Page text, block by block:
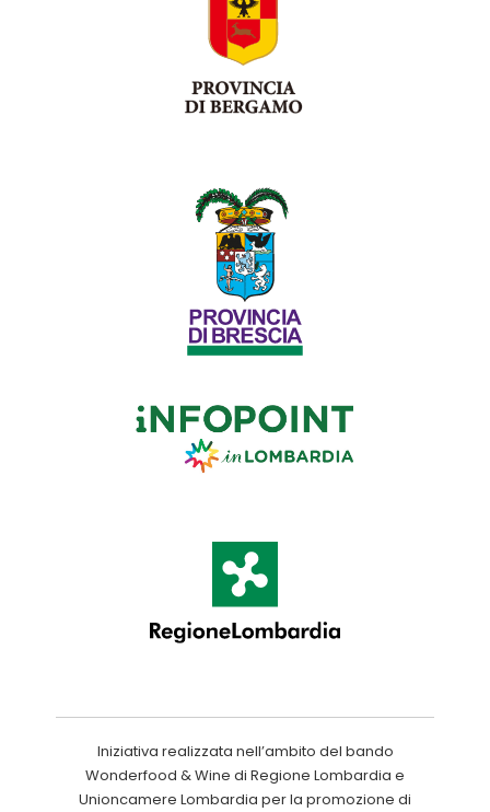
Iniziativa realizzata nell’ambito del bando
Wonderfood & Wine di Regione Lombardia e
Unioncamere Lombardia per la promozione di